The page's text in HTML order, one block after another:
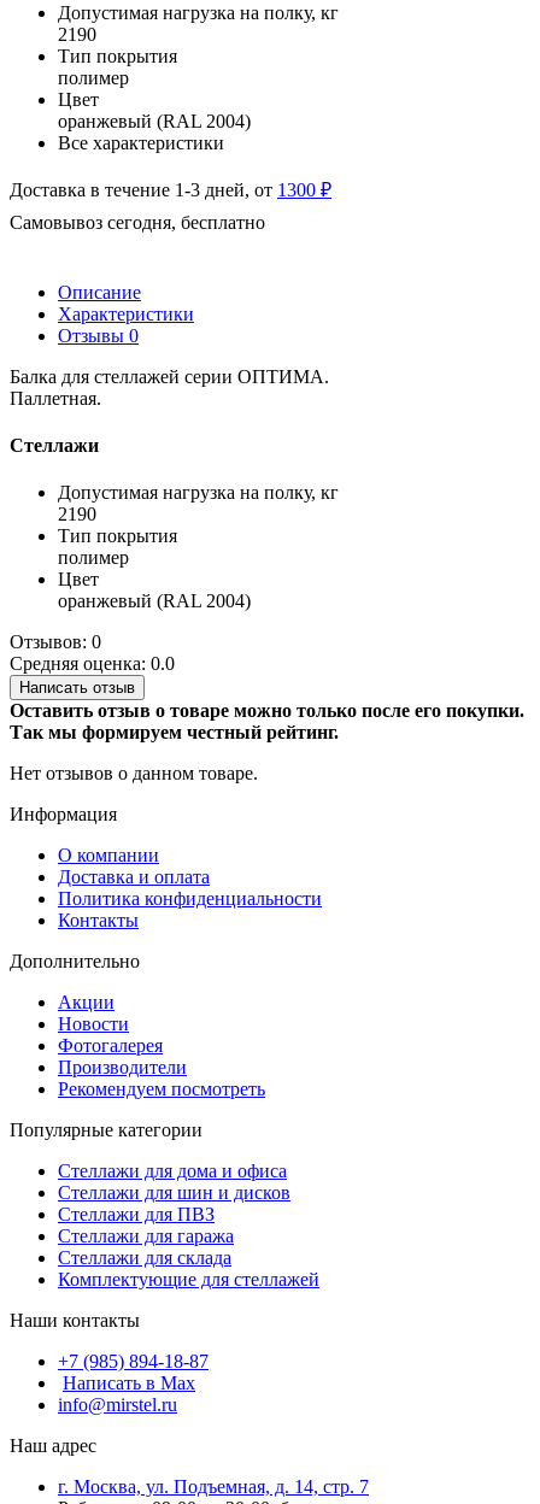
Допустимая нагрузка на полку, кг
2190
Тип покрытия
полимер
Цвет
оранжевый (RAL 2004)
Все характеристики
Доставка в течение 1-3 дней, от 1300 ₽
Самовывоз сегодня, бесплатно
Описание
Характеристики
Отзывы 0
Балка для стеллажей серии ОПТИМА.
Паллетная.
Стеллажи
Допустимая нагрузка на полку, кг
2190
Тип покрытия
полимер
Цвет
оранжевый (RAL 2004)
Отзывов: 0
Средняя оценка: 0.0
Написать отзыв
Оставить отзыв о товаре можно только после его покупки.
Так мы формируем честный рейтинг.
Нет отзывов о данном товаре.
Информация
О компании
Доставка и оплата
Политика конфиденциальности
Контакты
Дополнительно
Акции
Новости
Фотогалерея
Производители
Рекомендуем посмотреть
Популярные категории
Стеллажи для дома и офиса
Стеллажи для шин и дисков
Стеллажи для ПВЗ
Стеллажи для гаража
Стеллажи для склада
Комплектующие для стеллажей
Наши контакты
+7 (985) 894-18-87
Написать в Max
info@mirstel.ru
Наш адрес
г. Москва, ул. Подъемная, д. 14, стр. 7